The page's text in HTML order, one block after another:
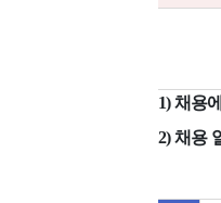
1)채용
2)채용